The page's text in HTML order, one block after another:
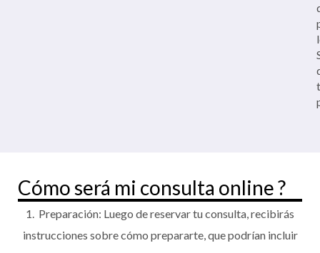
Cómo será mi consulta online ?
Preparación: Luego de reservar tu consulta, recibirás
instrucciones sobre cómo prepararte, que podrían incluir